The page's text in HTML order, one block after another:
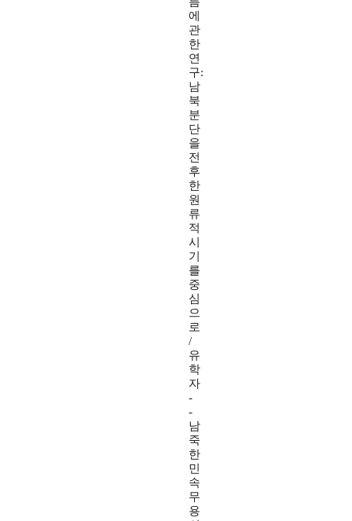
에
관
한
연
구:
남
북
분
단
을
전
후
한
원
류
적
시
기
를
중
심
으
로
/
유
학
자
-
-
남
죽
한
민
속
무
용